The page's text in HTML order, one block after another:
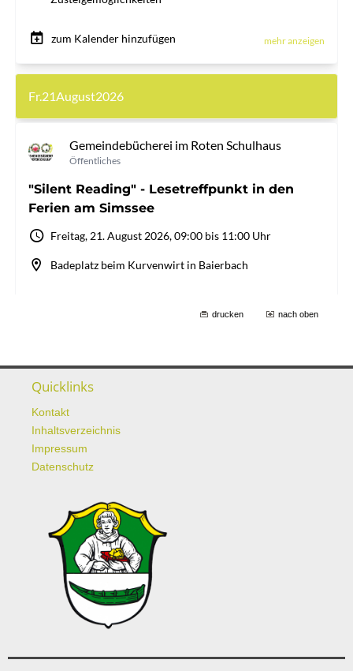
drucken nach oben
Quicklinks
Kontakt
Inhaltsverzeichnis
Impressum
Datenschutz